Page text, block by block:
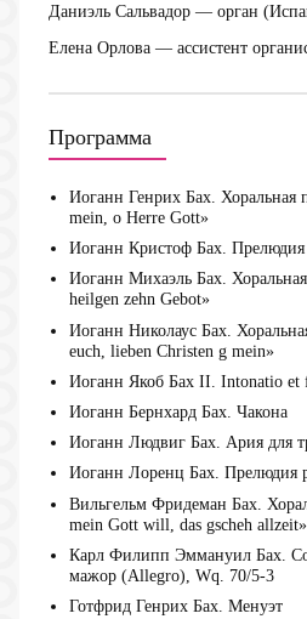
Даниэль Сальвадор — орган
Елена Орлова — ассистент
Программа
Иоганн Генрих Бах. Хоральная
mein, o Herre Gott»
Иоганн Кристоф Бах.
Иоганн Михаэль Бах.
heilgen zehn Gebot»
Иоганн Николаус Бах.
euch, lieben Christen g mein»
Иоганн Якоб Бах II. Intonatio et
Иоганн Бернхард Бах. Чакона
Иоганн Людвиг Бах. Ария для
Иоганн Лоренц Бах. Прелюдия
Вильгельм Фридеман Бах.
mein Gott will, das gscheh allzeit»
Карл Филипп Эммануил Бах.
мажор (Allegro), Wq. 70/5-3
Готфрид Генрих Бах. Менуэт